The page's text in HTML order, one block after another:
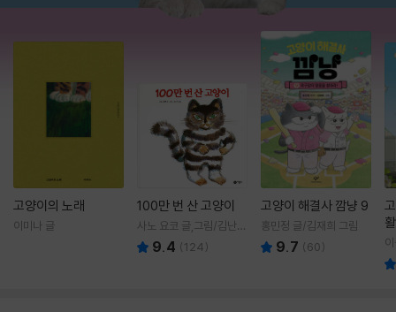
고양이의 노래
이미나 글
100만 번 산 고양이
사노 요코 글,그림/김난주
역 9.4 (124)
고양이 해결사 깜냥 9
홍민정 글/김재희 그림
9.7 (60)